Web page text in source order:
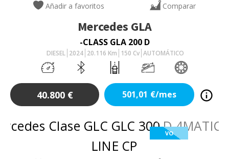
Añadir a favoritos Comparar
Mercedes GLA
-CLASS GLA 200 D
DIESEL 2024 20.116 Km 150 Cv AUTOMÁTICO
40.800 € 501,01 €/mes
VO